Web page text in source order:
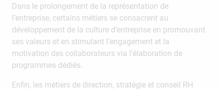
Dans le prolongement de la représentation de
l’entreprise, certains métiers se consacrent au
développement de la culture d’entreprise en promouvant
ses valeurs et en stimulant l’engagement et la
motivation des collaborateurs via l’élaboration de
programmes dédiés.
Enfin, les métiers de direction, stratégie et conseil RH